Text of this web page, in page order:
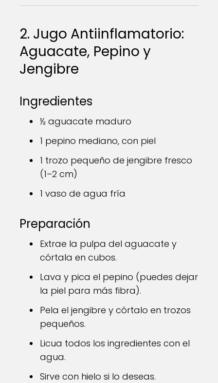
2. Jugo Antiinflamatorio:
Aguacate, Pepino y
Jengibre
Ingredientes
½ aguacate maduro
1 pepino mediano, con piel
1 trozo pequeño de jengibre fresco
(1–2 cm)
1 vaso de agua fría
Preparación
Extrae la pulpa del aguacate y
córtala en cubos.
Lava y pica el pepino (puedes dejar
la piel para más fibra).
Pela el jengibre y córtalo en trozos
pequeños.
Licua todos los ingredientes con el
agua.
Sirve con hielo si lo deseas.